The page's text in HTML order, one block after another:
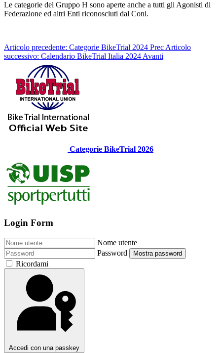
Le categorie del Gruppo H sono aperte anche a tutti gli Agonisti di
Federazione ed altri Enti riconosciuti dal Coni.
Articolo precedente: Categorie BikeTrial 2024 PrecArticolo
successivo: Calendario BikeTrial Italia 2024Avanti
Categorie BikeTrial 2026
Login Form
Nome utente
Password
Mostra password
Ricordami
Accedi con una passkey